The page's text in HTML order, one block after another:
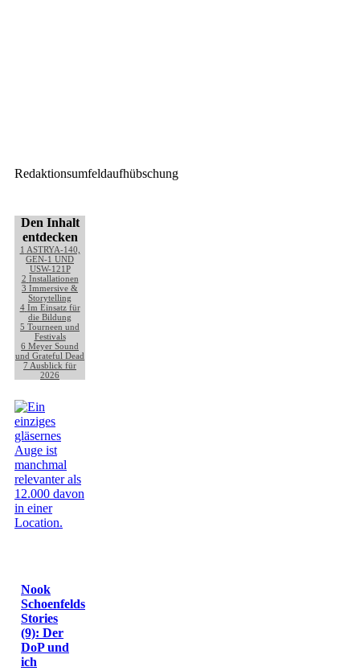
Redaktionsumfeldaufhübschung
Den Inhalt
entdecken
1 ASTRYA-140,
GEN-1 UND
USW-121P
2 Installationen
3 Immersive &
Storytelling
4 Im Einsatz für
die Bildung
5 Tourneen und
Festivals
6 Meyer Sound
und Grateful Dead
7 Ausblick für
2026
Nook
Schoenfelds
Stories
(9): Der
DoP und
ich